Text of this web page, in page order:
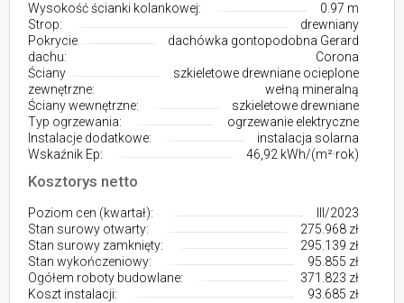
Wysokość ścianki kolankowej:
0.97 m
Strop:
drewniany
Pokrycie
dachu:
dachówka gontopodobna Gerard
Corona
Ściany
zewnętrzne:
szkieletowe drewniane ocieplone
wełną mineralną
Ściany wewnętrzne:
szkieletowe drewniane
Typ ogrzewania:
ogrzewanie elektryczne
Instalacje dodatkowe:
instalacja solarna
Wskaźnik Ep:
46,92 kWh/(m²·rok)
Kosztorys netto
Poziom cen (kwartał):
III/2023
Stan surowy otwarty:
275.968 zł
Stan surowy zamknięty:
295.139 zł
Stan wykończeniowy:
95.855 zł
Ogółem roboty budowlane:
371.823 zł
Koszt instalacji:
93.685 zł